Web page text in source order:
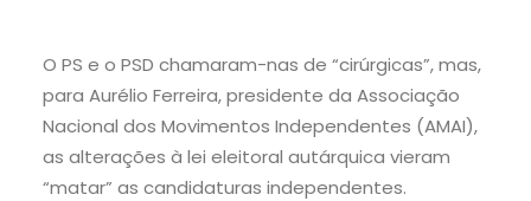
O PS e o PSD chamaram-nas de “cirúrgicas”, mas,
para Aurélio Ferreira, presidente da Associação
Nacional dos Movimentos Independentes (AMAI),
as alterações à lei eleitoral autárquica vieram
“matar” as candidaturas independentes.